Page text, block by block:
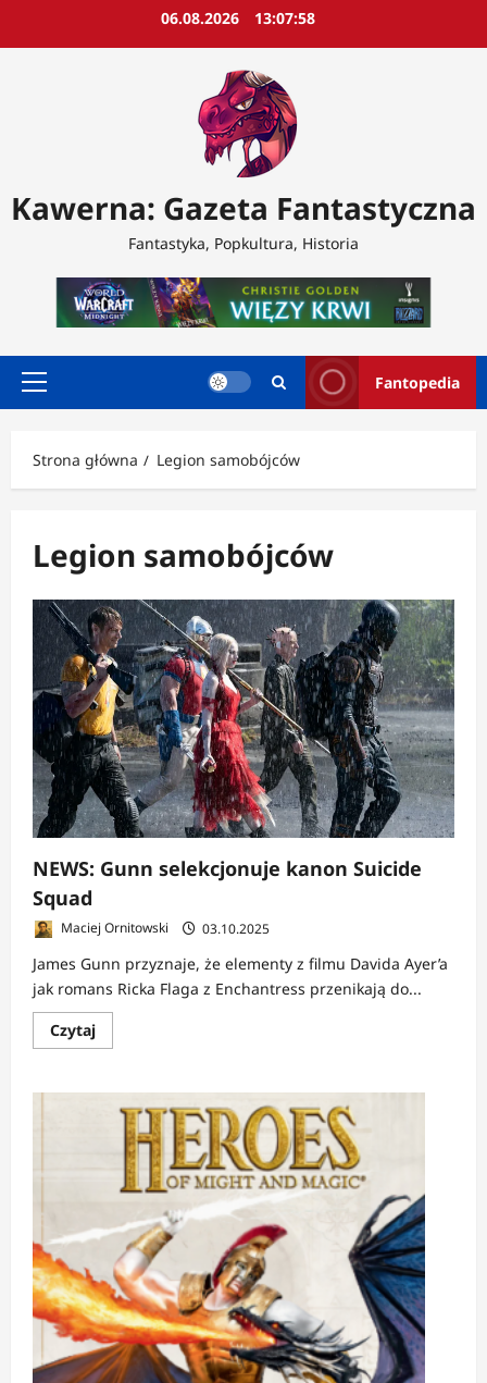
06.08.2026 13:08:00
Kawerna: Gazeta Fantastyczna
Fantastyka, Popkultura, Historia
Menu
Fantopedia
Strona główna Legion samobójców
Legion samobójców
NEWS: Gunn selekcjonuje kanon Suicide
Squad
Maciej Ornitowski 03.10.2025
James Gunn przyznaje, że elementy z filmu Davida Ayer’a
jak romans Ricka Flaga z Enchantress przenikają do...
CzytajDowiedz
się
NEWS:
Gunn
selekcjonuje
kanon
Suicide
Squad